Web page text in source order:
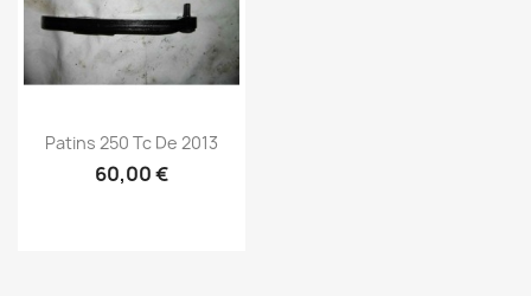
Patins 250 Tc De 2013
60,00 €